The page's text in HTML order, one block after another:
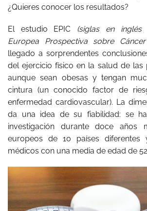
¿Quieres conocer los resultados?
El estudio EPIC (siglas en inglés
Europea Prospectiva sobre
llegado a sorprendentes
del ejercicio físico en la salud de las
aunque sean obesas y tengan
cintura (un conocido factor de
enfermedad cardiovascular). La
da una idea de su fiabilidad: se
investigación durante doce años
europeos de 10 países
médicos con una media de edad de